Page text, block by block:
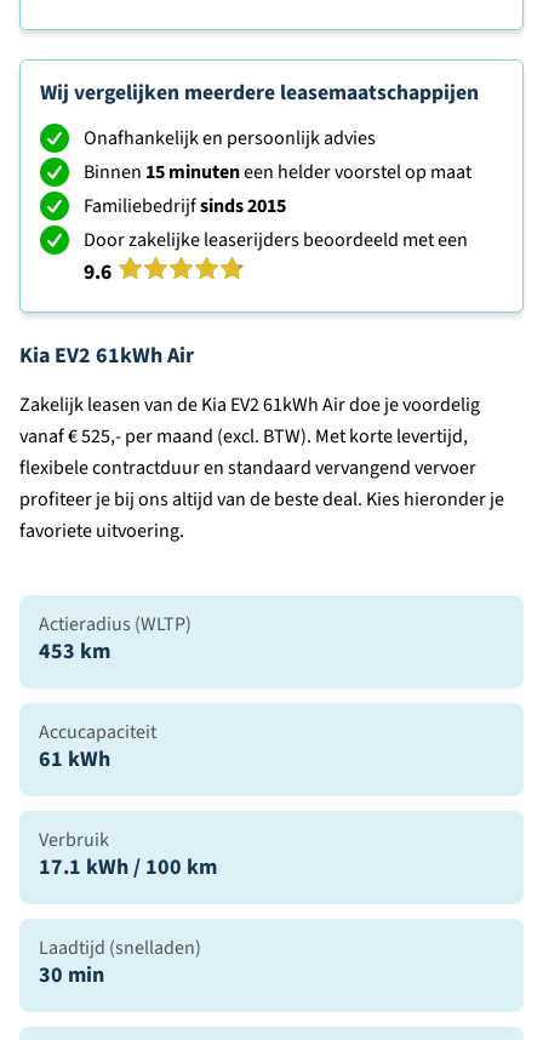
Wij vergelijken meerdere leasemaatschappijen
Onafhankelijk en persoonlijk advies
Binnen 15 minuteneen helder voorstel op maat
Familiebedrijfsinds 2015
Door zakelijke leaserijders beoordeeld met een
9.6
Kia EV2 61kWh Air
Zakelijk leasen van de Kia EV2 61kWh Air doe je voordelig
vanaf € 525,- per maand (excl. BTW). Met korte levertijd,
flexibele contractduur en standaard vervangend vervoer
profiteer je bij ons altijd van de beste deal. Kies hieronder je
favoriete uitvoering.
Actieradius (WLTP)
453 km
Accucapaciteit
61 kWh
Verbruik
17.1 kWh / 100 km
Laadtijd (snelladen)
30 min